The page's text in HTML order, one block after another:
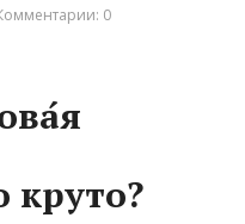
0
круто?